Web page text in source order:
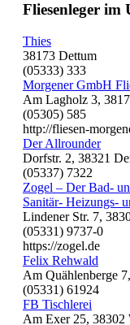
Fliesenleger im
Thies
38173 Dettum
(05333) 333
Morgener GmbH
Am Lagholz 3,
(05305) 585
http://fliesen-
Der Allrounder
Dorfstr. 2, 38321
(05337) 7322
Zogel – Der Bad-
Sanitär- Heizungs-
Lindener Str. 7,
(05331) 9737-0
https://zogel.de
Felix Rehwald
Am Quählenberge
(05331) 61924
FB Tischlerei
Am Exer 25, 38302